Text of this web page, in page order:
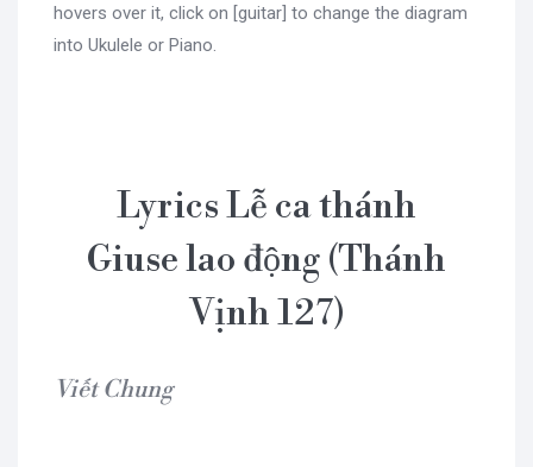
hovers over it, click on [guitar] to change the diagram
into Ukulele or Piano.
Lyrics Lễ ca thánh
Giuse lao động (Thánh
Vịnh 127)
Viết Chung